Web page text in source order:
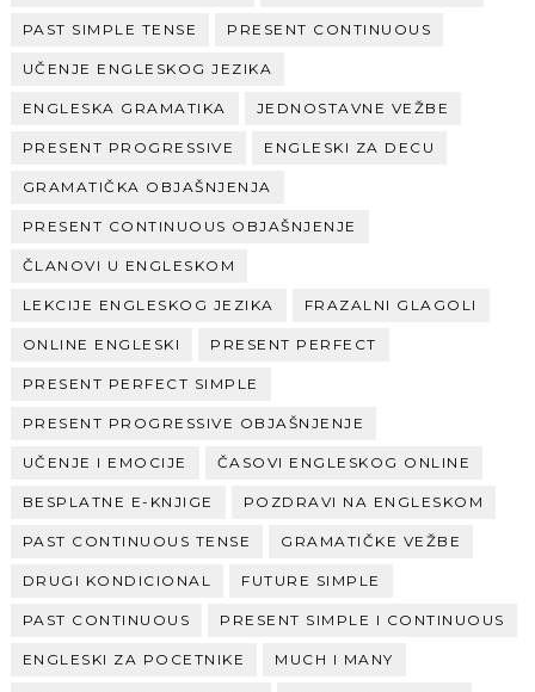
PAST SIMPLE TENSE PRESENT CONTINUOUS
UČENJE ENGLESKOG JEZIKA
ENGLESKA GRAMATIKA JEDNOSTAVNE VEŽBE
PRESENT PROGRESSIVE ENGLESKI ZA DECU
GRAMATIČKA OBJAŠNJENJA
PRESENT CONTINUOUS OBJAŠNJENJE
ČLANOVI U ENGLESKOM
LEKCIJE ENGLESKOG JEZIKA FRAZALNI GLAGOLI
ONLINE ENGLESKI PRESENT PERFECT
PRESENT PERFECT SIMPLE
PRESENT PROGRESSIVE OBJAŠNJENJE
UČENJE I EMOCIJE ČASOVI ENGLESKOG ONLINE
BESPLATNE E-KNJIGE POZDRAVI NA ENGLESKOM
PAST CONTINUOUS TENSE GRAMATIČKE VEŽBE
DRUGI KONDICIONAL FUTURE SIMPLE
PAST CONTINUOUS PRESENT SIMPLE I CONTINUOUS
ENGLESKI ZA POCETNIKE MUCH I MANY